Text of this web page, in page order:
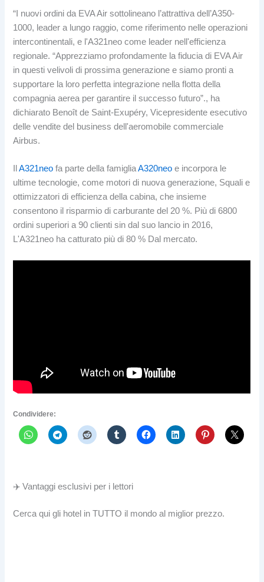
“I nuovi ordini da EVA Air sottolineano l’attrattiva dell’A350-
1000, leader a lungo raggio, come riferimento nelle operazioni
intercontinentali, e l'A321neo come leader nell'efficienza
regionale. “Apprezziamo profondamente la fiducia di EVA Air
in questi velivoli di prossima generazione e siamo pronti a
supportare la loro perfetta integrazione nella flotta della
compagnia aerea per garantire il successo futuro”., ha
dichiarato Benoît de Saint-Exupéry, Vicepresidente esecutivo
delle vendite del business dell'aeromobile commerciale
Airbus.
IlA321neo fa parte della famigliaA320neo e incorpora le
ultime tecnologie, come motori di nuova generazione, Squali e
ottimizzatori di efficienza della cabina, che insieme
consentono il risparmio di carburante del 20 %. Più di 6800
ordini superiori a 90 clienti sin dal suo lancio in 2016,
L'A321neo ha catturato più di 80 % Dal mercato.
Condividere:
✈️ Vantaggi esclusivi per i lettori
Cerca qui gli hotel in TUTTO il mondo al miglior prezzo.